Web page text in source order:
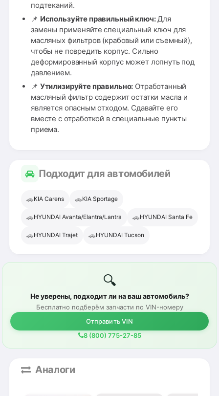
подтеканий.
📌 Используйте правильный ключ:Для
замены применяйте специальный ключ для
масляных фильтров (крабовый или съемный),
чтобы не повредить корпус. Сильно
деформированный корпус может лопнуть под
давлением.
📌 Утилизируйте правильно: Отработанный
масляный фильтр содержит остатки масла и
является опасным отходом. Сдавайте его
вместе с отработкой в специальные пункты
приема.
Подходит для автомобилей
🚗KIA Carens 🚗KIA Sportage
🚗HYUNDAI Avanta/Elantra/Lantra 🚗HYUNDAI Santa Fe
🚗HYUNDAI Trajet 🚗HYUNDAI Tucson
🔍
Не уверены, подходит ли на ваш автомобиль?
Бесплатно подберём запчасти по VIN-номеру
Отправить VIN
8 (800) 775-27-85
Аналоги